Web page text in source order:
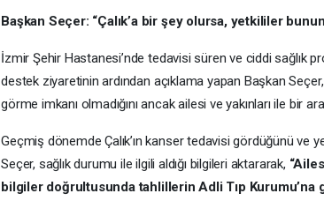
Başkan Seçer: “Çalık’a bir şey olursa, yetkililer
İzmir Şehir Hastanesi’nde tedavisi süren ve ciddi sağlık
destek ziyaretinin ardından açıklama yapan Başkan
görme imkanı olmadığını ancak ailesi ve yakınları ile bir
Geçmiş dönemde Çalık’ın kanser tedavisi gördüğünü
Seçer, sağlık durumu ile ilgili aldığı bilgileri aktararak,
bilgiler doğrultusunda tahlillerin Adli Tıp